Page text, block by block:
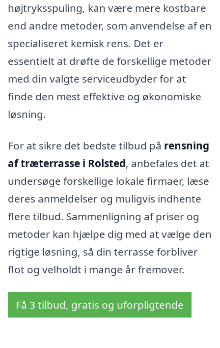
højtryksspuling, kan være mere kostbare
end andre metoder, som anvendelse af en
specialiseret kemisk rens. Det er
essentielt at drøfte de forskellige metoder
med din valgte serviceudbyder for at
finde den mest effektive og økonomiske
løsning.
For at sikre det bedste tilbud på rensning
af træterrasse i Rolsted, anbefales det at
undersøge forskellige lokale firmaer, læse
deres anmeldelser og muligvis indhente
flere tilbud. Sammenligning af priser og
metoder kan hjælpe dig med at vælge den
rigtige løsning, så din terrasse forbliver
flot og velholdt i mange år fremover.
Få 3 tilbud, gratis og uforpligtende